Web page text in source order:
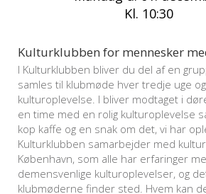
Kl. 10:30
Kulturklubben for mennesker
I Kulturklubben bliver du del af en
samles til klubmøde hver tredje uge
kulturoplevelse. I bliver modtaget i
en time med en rolig kulturoplevelse
kop kaffe og en snak om det, vi har
Kulturklubben samarbejder med
København, som alle har erfaringer
demensvenlige kulturoplevelser, og
klubmøderne finder sted. Hvem kan